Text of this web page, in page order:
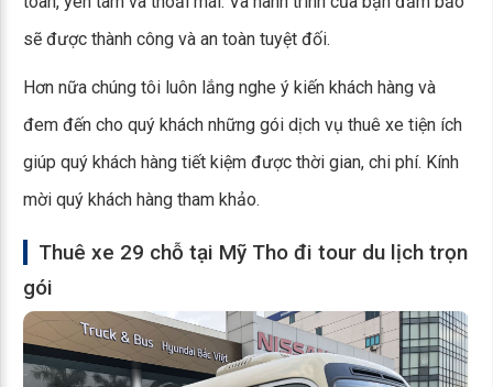
sẽ được thành công và an toàn tuyệt đối.
Hơn nữa chúng tôi luôn lắng nghe ý kiến khách hàng và
đem đến cho quý khách những gói dịch vụ thuê xe tiện ích
giúp quý khách hàng tiết kiệm được thời gian, chi phí. Kính
mời quý khách hàng tham khảo.
Thuê xe 29 chỗ tại Mỹ Tho đi tour du lịch trọn
gói